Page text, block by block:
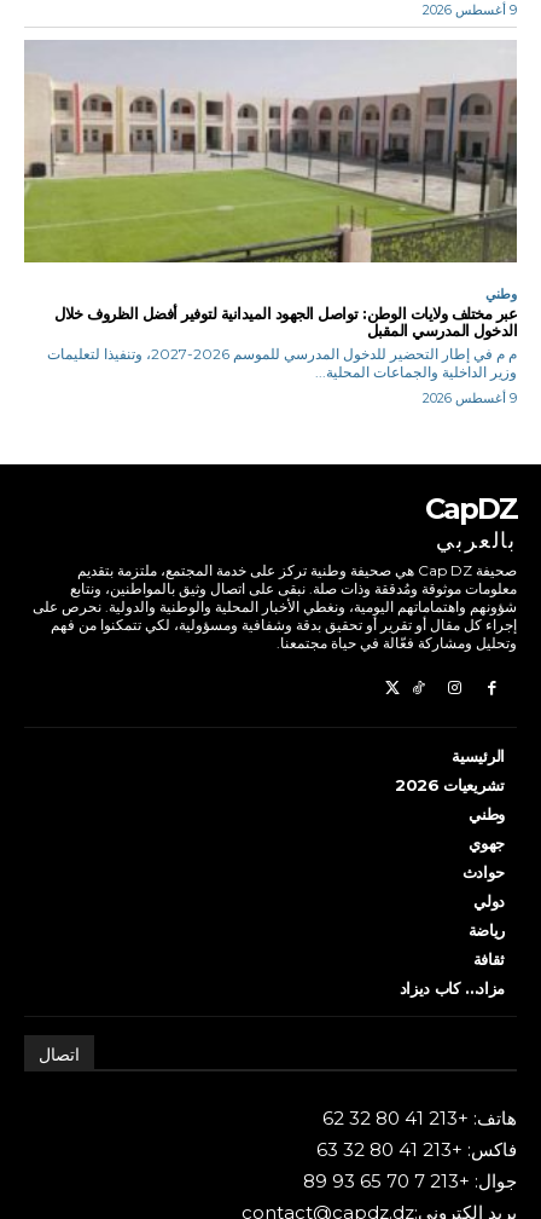
9 أغسطس 2026
وطني
عبر مختلف ولايات الوطن: تواصل الجهود الميدانية لتوفير أفضل الظروف خلال
الدخول المدرسي المقبل
م م في إطار التحضير للدخول المدرسي للموسم 2026-2027، وتنفيذا لتعليمات
وزير الداخلية والجماعات المحلية...
9 أغسطس 2026
CapDZ
بالعربي
صحيفة Cap DZ هي صحيفة وطنية تركز على خدمة المجتمع، ملتزمة بتقديم
معلومات موثوقة ومُدققة وذات صلة. نبقى على اتصال وثيق بالمواطنين، ونتابع
شؤونهم واهتماماتهم اليومية، ونغطي الأخبار المحلية والوطنية والدولية. نحرص على
إجراء كل مقال أو تقرير أو تحقيق بدقة وشفافية ومسؤولية، لكي تتمكنوا من فهم
وتحليل ومشاركة فعّالة في حياة مجتمعنا.
الرئيسية
تشريعيات 2026
وطني
جهوي
حوادث
دولي
رياضة
ثقافة
مزاد… كاب ديزاد
اتصال
هاتف: +213 41 80 32 62
فاكس: +213 41 80 32 63
جوال: +213 7 70 65 93 89
بريد إلكتروني:contact@capdz.dz